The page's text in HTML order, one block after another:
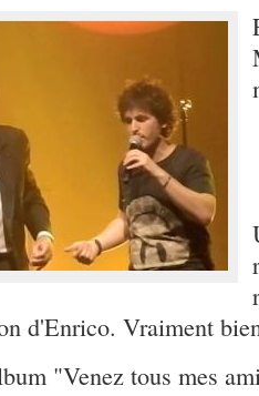
d'Enrico. Vraiment
"Venez tous mes